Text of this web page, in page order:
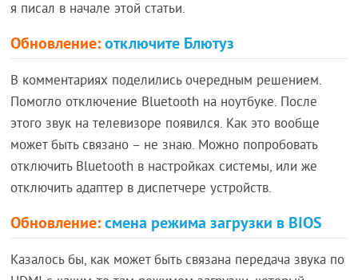
я писал в начале этой статьи.
Обновление:отключите Блютуз
В комментариях поделились очередным решением.
Помогло отключение Bluetooth на ноутбуке. После
этого звук на телевизоре появился. Как это вообще
может быть связано – не знаю. Можно попробовать
отключить Bluetooth в настройках системы, или же
отключить адаптер в диспетчере устройств.
Обновление:смена режима загрузки в BIOS
Казалось бы, как может быть связана передача звука по